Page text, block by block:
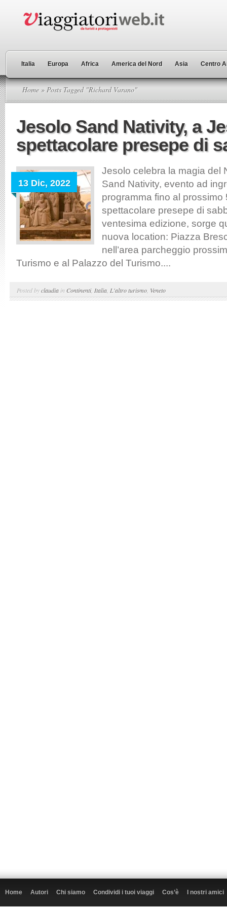
Italia Europa Africa America del Nord Asia Centro
Home » Posts Tagged "Richard Varano"
Jesolo Sand Nativity, a
spettacolare presepe di
13 Dic, 2022
Jesolo celebra la magia del
Sand Nativity, evento ad
programma fino al prossimo
spettacolare presepe di
ventesima edizione, sorge
nuova location: Piazza
nell’area parcheggio
Turismo e al Palazzo del Turismo....
Posted byclaudia in Continenti, Italia L'altro turismo Veneto
Home Autori Chi siamo Condividi i tuoi viaggi Cos’è I nostri amici